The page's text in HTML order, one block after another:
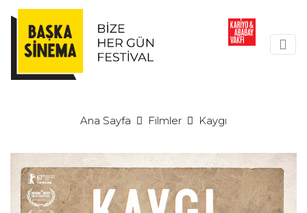
Ana Sayfa Filmler Kaygı